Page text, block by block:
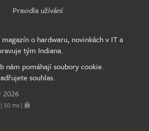
Pravidla užívání
o hardwaru, novinkách v IT a
tým Indiana.
nám pomáhají soubory cookie.
souhlas.
30 ms |